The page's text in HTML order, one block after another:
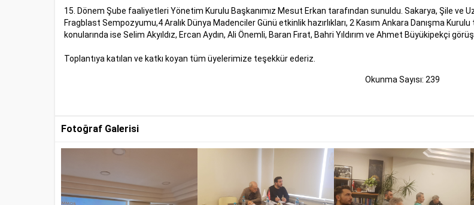
15. Dönem Şube faaliyetleri Yönetim Kurulu Başkanımız Mesut Erkan tarafından sunuldu. Sakarya, Şile ve
Fragblast Sempozyumu,4 Aralık Dünya Madenciler Günü etkinlik hazırlıkları, 2 Kasım Ankara Danışma
konularında ise Selim Akyıldız, Ercan Aydın, Ali Önemli, Baran Fırat, Bahri Yıldırım ve Ahmet Büyükipekçi
Toplantıya katılan ve katkı koyan tüm üyelerimize teşekkür ederiz.
Okunma Sayısı: 239
Fotoğraf Galerisi